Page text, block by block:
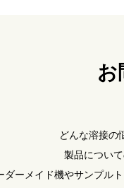
お
どんな溶接の
製品につい
ダーメイド機やサンプル